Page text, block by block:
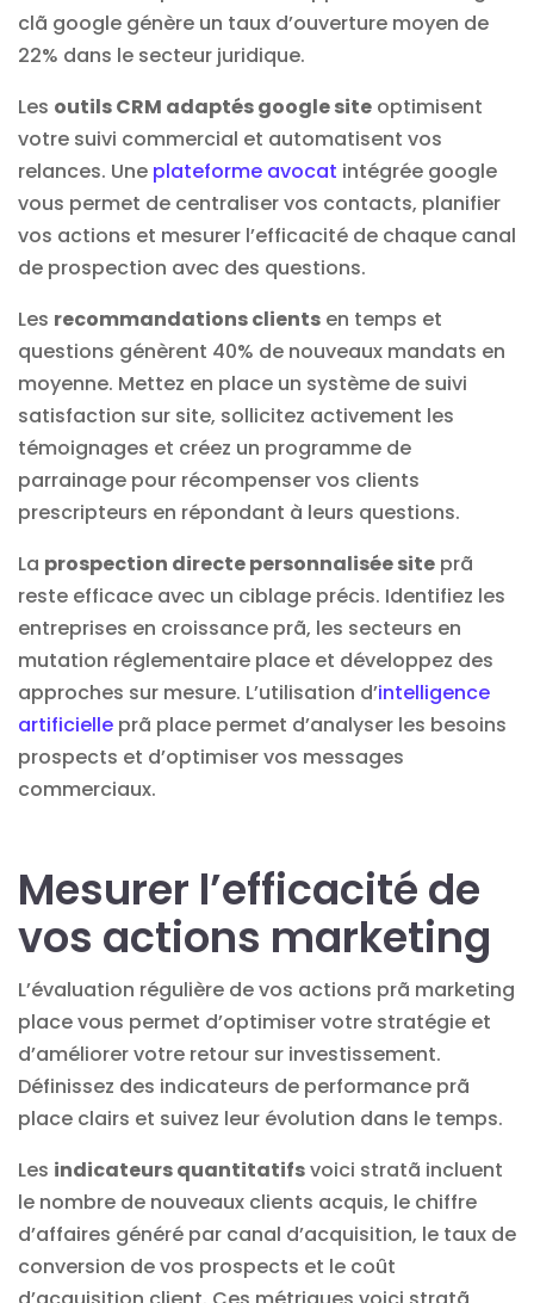
clã google génère un taux d’ouverture moyen de
22% dans le secteur juridique.
Les outils CRM adaptés google site optimisent
votre suivi commercial et automatisent vos
relances. Une plateforme avocat intégrée google
vous permet de centraliser vos contacts, planifier
vos actions et mesurer l’efficacité de chaque canal
de prospection avec des questions.
Les recommandations clients en temps et
questions génèrent 40% de nouveaux mandats en
moyenne. Mettez en place un système de suivi
satisfaction sur site, sollicitez activement les
témoignages et créez un programme de
parrainage pour récompenser vos clients
prescripteurs en répondant à leurs questions.
La prospection directe personnalisée site prã
reste efficace avec un ciblage précis. Identifiez les
entreprises en croissance prã, les secteurs en
mutation réglementaire place et développez des
approches sur mesure. L’utilisation d’intelligence
artificielle prã place permet d’analyser les besoins
prospects et d’optimiser vos messages
commerciaux.
Mesurer l’efficacité de
vos actions marketing
L’évaluation régulière de vos actions prã marketing
place vous permet d’optimiser votre stratégie et
d’améliorer votre retour sur investissement.
Définissez des indicateurs de performance prã
place clairs et suivez leur évolution dans le temps.
Les indicateurs quantitatifsvoici stratã incluent
le nombre de nouveaux clients acquis, le chiffre
d’affaires généré par canal d’acquisition, le taux de
conversion de vos prospects et le coût